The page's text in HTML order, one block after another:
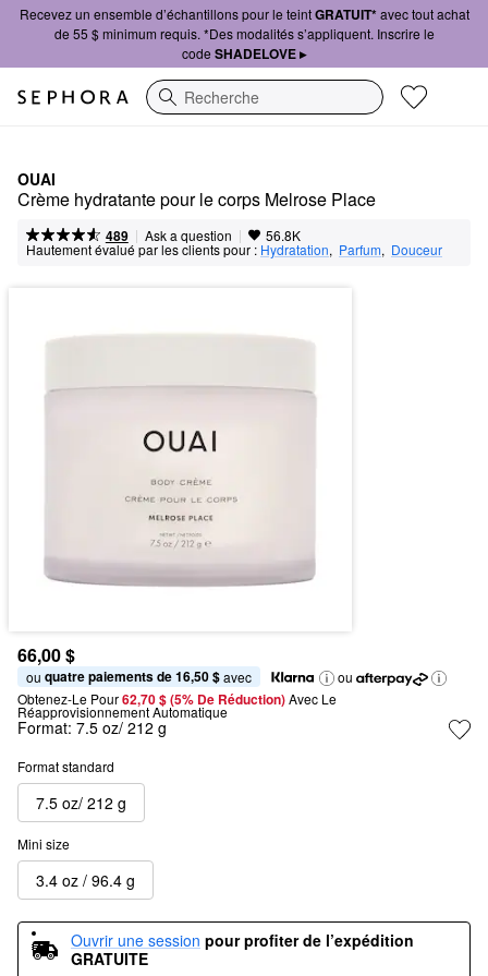
Recevez un ensemble d’échantillons pour le teintGRATUIT*avec tout achat
de 55 $ minimum requis. *Des modalités s’appliquent. Inscrire le
code SHADELOVE ▸
Recherche
OUAI
Crème hydratante pour le corps Melrose Place
489 | Ask a question | 56.8K
Hautement évalué par les clients pour : Hydratation, Parfum, Douceur
66,00 $
ou quatre paiements de 16,50 $ avec
ou
Obtenez-Le Pour62,70 $ (5% De Réduction) Avec Le
Réapprovisionnement Automatique
Format: 7.5 oz/ 212 g
Format standard
7.5 oz/ 212 g
Mini size
3.4 oz / 96.4 g
Ouvrir une session pour profiter de l’expédition
GRATUITE